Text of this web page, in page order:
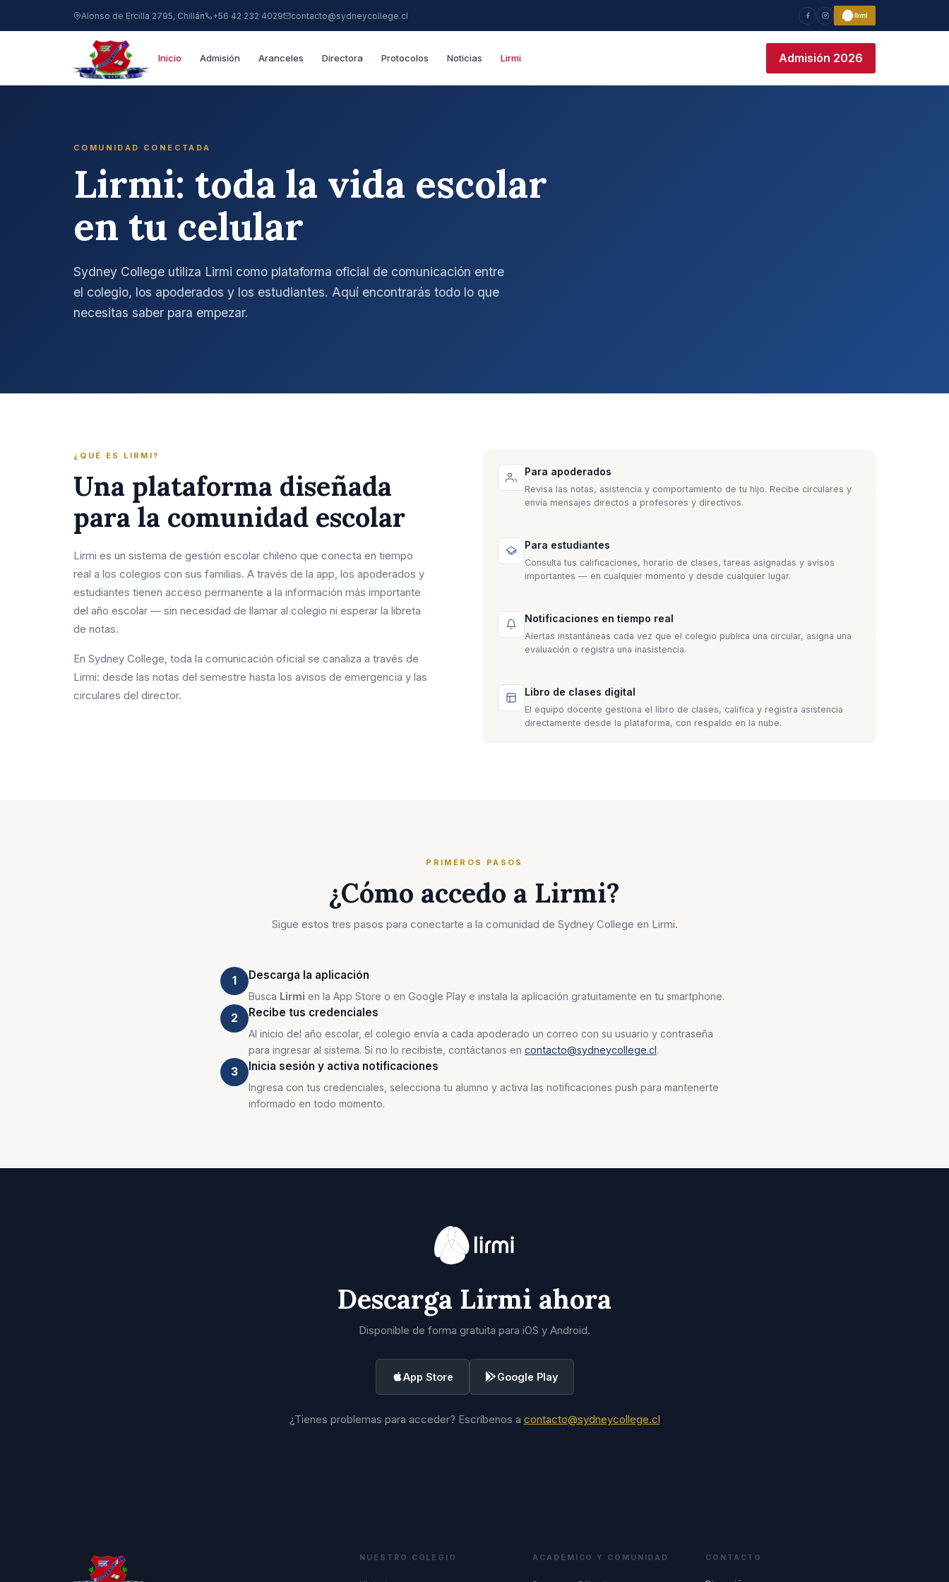
Alonso de Ercilla 2795, Chillán +56 42 232 4029 contacto@sydneycollege.cl
Inicio Admisión Aranceles Directora Protocolos Noticias Lirmi Admisión 2026
COMUNIDAD CONECTADA
Lirmi: toda la vida escolar
en tu celular
Sydney College utiliza Lirmi como plataforma oficial de comunicación entre
el colegio, los apoderados y los estudiantes. Aquí encontrarás todo lo que
necesitas saber para empezar.
¿QUÉ ES LIRMI?
Una plataforma diseñada
para la comunidad escolar
Lirmi es un sistema de gestión escolar chileno que conecta en tiempo
real a los colegios con sus familias. A través de la app, los apoderados y
estudiantes tienen acceso permanente a la información más importante
del año escolar — sin necesidad de llamar al colegio ni esperar la libreta
de notas.
En Sydney College, toda la comunicación oficial se canaliza a través de
Lirmi: desde las notas del semestre hasta los avisos de emergencia y las
circulares del director.
Para apoderados
Revisa las notas, asistencia y comportamiento de tu hijo. Recibe circulares y
envía mensajes directos a profesores y directivos.
Para estudiantes
Consulta tus calificaciones, horario de clases, tareas asignadas y avisos
importantes — en cualquier momento y desde cualquier lugar.
Notificaciones en tiempo real
Alertas instantáneas cada vez que el colegio publica una circular, asigna una
evaluación o registra una inasistencia.
Libro de clases digital
El equipo docente gestiona el libro de clases, califica y registra asistencia
directamente desde la plataforma, con respaldo en la nube.
PRIMEROS PASOS
¿Cómo accedo a Lirmi?
Sigue estos tres pasos para conectarte a la comunidad de Sydney College en Lirmi.
1 Descarga la aplicación
Busca Lirmi en la App Store o en Google Play e instala la aplicación gratuitamente en tu smartphone.
2 Recibe tus credenciales
Al inicio del año escolar, el colegio envía a cada apoderado un correo con su usuario y contraseña
para ingresar al sistema. Si no lo recibiste, contáctanos en contacto@sydneycollege.cl.
3 Inicia sesión y activa notificaciones
Ingresa con tus credenciales, selecciona tu alumno y activa las notificaciones push para mantenerte
informado en todo momento.
Descarga Lirmi ahora
Disponible de forma gratuita para iOS y Android.
App Store Google Play
¿Tienes problemas para acceder? Escríbenos a contacto@sydneycollege.cl
NUESTRO COLEGIO ACADÉMICO Y COMUNIDAD CONTACTO